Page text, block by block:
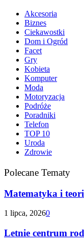
Akcesoria
Biznes
Ciekawostki
Dom i Ogród
Facet
Gry
Kobieta
Komputer
Moda
Motoryzacja
Podróże
Poradniki
Telefon
TOP 10
Uroda
Zdrowie
Polecane Tematy
Matematyka i
1 lipca, 20260
Letnie centrum